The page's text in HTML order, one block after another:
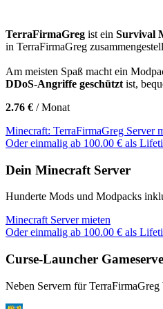
TerraFirmaGreg ist ein Survival
in TerraFirmaGreg
Am meisten Spaß macht ein
DDoS-Angriffe geschützt ist,
2.76 € / Monat
Minecraft: TerraFirmaGreg Server
Oder einmalig ab 100.00 € als
Dein Minecraft Server
Hunderte Mods und Modpacks
Minecraft Server mieten
Oder einmalig ab 100.00 € als
Curse-Launcher
Neben Servern für